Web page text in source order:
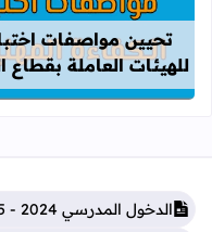
تحيين مواصفات
للهيئات العاملة بقطاع
الدخول المدرسي 2024 - 2025